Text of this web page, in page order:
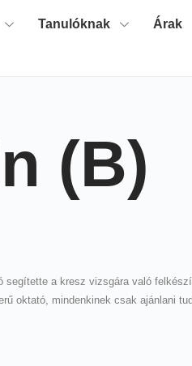
Tanulóknak Árak
(B)
a kresz vizsgára való
oktató, mindenkinek csak ajánlani